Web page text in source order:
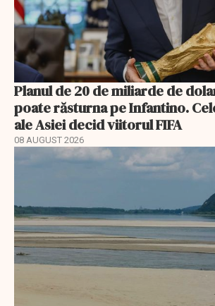
Planul de 20 de miliarde de
poate răsturna pe Infantino.
ale Asiei decid viitorul FIFA
08 AUGUST 2026